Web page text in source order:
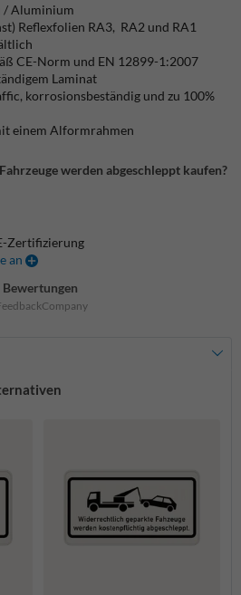
/ Aluminium
Reflexfolien RA3, RA2 und RA1
CE-Norm und EN 12899-1:2007
Laminat
korrosionsbeständig und zu 100%
einem Alformrahmen
werden abgeschleppt kaufen?
Zertifizierung
an
Bewertungen